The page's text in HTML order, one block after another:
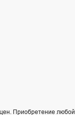
Приобретение любой